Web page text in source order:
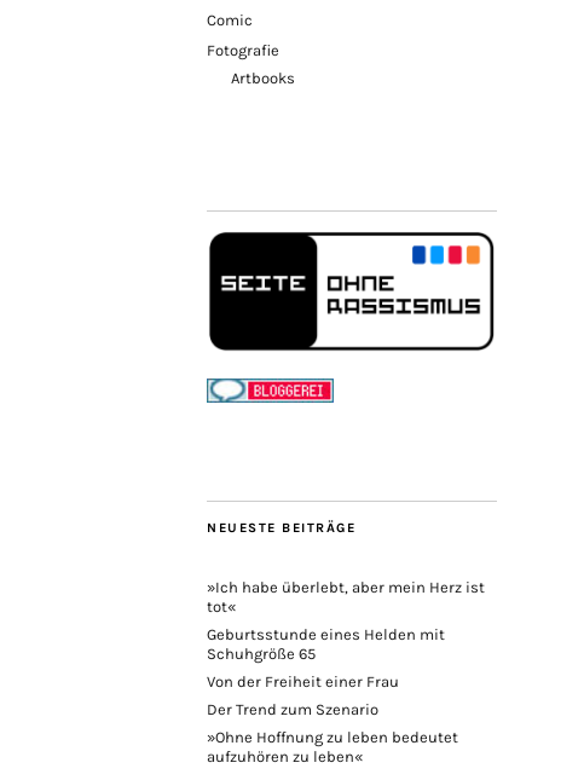
Comic
Fotografie
Artbooks
NEUESTE BEITRÄGE
»Ich habe überlebt, aber mein Herz ist
tot«
Geburtsstunde eines Helden mit
Schuhgröße 65
Von der Freiheit einer Frau
Der Trend zum Szenario
»Ohne Hoffnung zu leben bedeutet
aufzuhören zu leben«